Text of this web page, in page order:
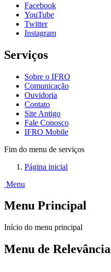
Facebook
YouTube
Twitter
Instagram
Serviços
Sobre o IFRO
Comunicação
Ouvidoria
Contato
Site Antigo
Fale Conosco
IFRO Mobile
Fim do menu de serviços
Página inicial
Menu
Menu Principal
Início do menu principal
Menu de Relevância